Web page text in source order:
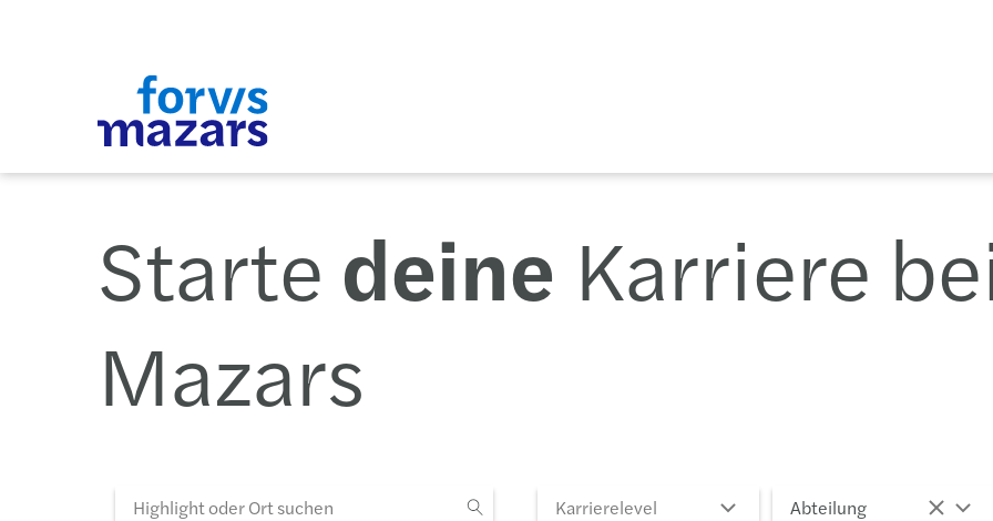
Starte deine Karriere
Mazars
Karrierelevel Abteilung